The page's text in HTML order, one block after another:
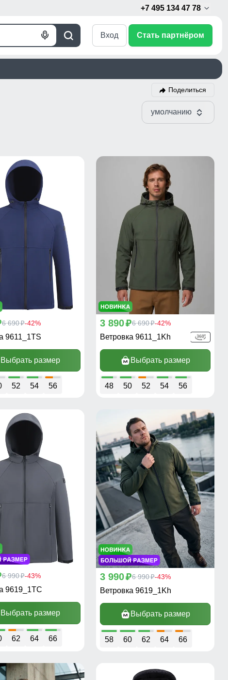
+7 495 134 47 78
Поиск
Голосовой
Вход Стать партнёром
Поделиться
умолчанию
6 690p-42%
9611_1TS
Выбрать размер
52 54 56
3 890p6 690p-42%
Ветровка 9611_1Kh
Выбрать размер
48 50 52 54 56
6 990p-43%
9619_1TC
Выбрать размер
62 64 66
3 990p6 990p-43%
Ветровка 9619_1Kh
Выбрать размер
58 60 62 64 66